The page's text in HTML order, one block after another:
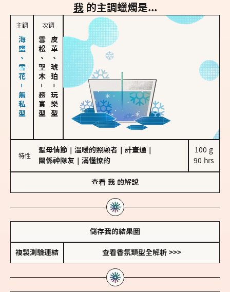
我 的主調蠟燭是...
主調
海鹽、雪花－無私型
次調
雪松、聖木
－
務實型
皮革、琥珀
－
玩樂型
特性
聖母情節 溫暖的照顧者 計畫通
關係神隊友
滿懂撩的
100 g
90 hrs
查看 我 的解說
儲存我的結果圖
複製測驗連結 查看香氛類型全解析 >>>